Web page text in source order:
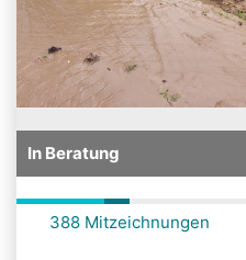
In Beratung
388 Mitzeichnungen